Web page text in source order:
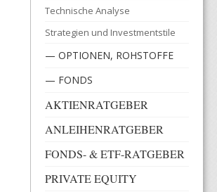
Technische Analyse
Strategien und Investmentstile
— OPTIONEN, ROHSTOFFE
— FONDS
AKTIENRATGEBER
ANLEIHENRATGEBER
FONDS- & ETF-RATGEBER
PRIVATE EQUITY